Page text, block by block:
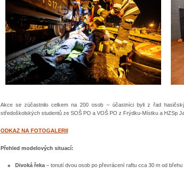
Akce se zúčastnilo celkem na 200 osob – účastníci byli z řad
středoškolských studentů ze SOŠ PO a VOŠ PO z Frýdku-Místku a HZSp
ODKAZ NA FOTOGALERII
Přehled modelových situací:
Divoká řeka– tonutí dvou osob po převrácení raftu cca 30 m od břehu